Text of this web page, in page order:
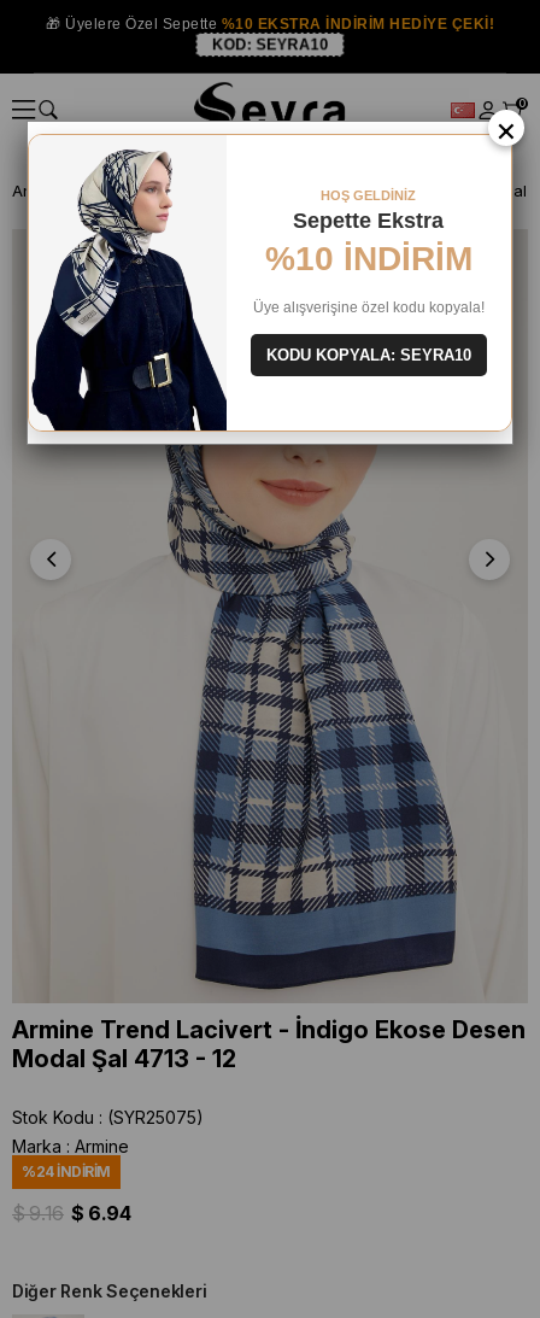
🎁 Üyelere Özel Sepette %10 EKSTRA İNDİRİM HEDİYE ÇEKİ!
KOD: SEYRA10
0
Anasayfa ŞAL
Armine Trend Lacivert - İndigo Ekose Desen
Modal Şal 4713 - 12
Stok Kodu
(SYR25075)
Marka : Armine
%24İNDIRIM
$ 9.16 $ 6.94
Diğer Renk Seçenekleri
×
HOŞ GELDİNİZ
Sepette Ekstra
%10 İNDİRİM
Üye alışverişine özel kodu kopyala!
KODU KOPYALA: SEYRA10